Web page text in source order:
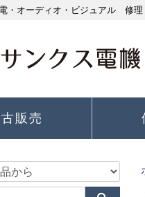
・オーディオ・ビジュアル 修
販売